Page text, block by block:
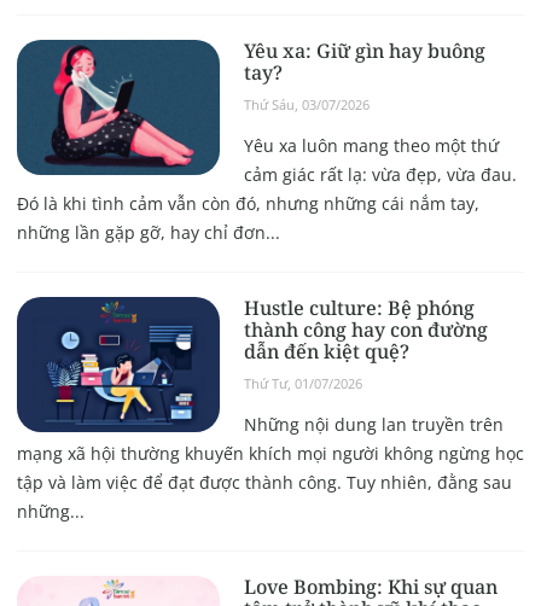
Yêu xa: Giữ gìn hay buông
tay?
Thứ Sáu, 03/07/2026
Yêu xa luôn mang theo một thứ
cảm giác rất lạ: vừa đẹp, vừa đau.
Đó là khi tình cảm vẫn còn đó, nhưng những cái nắm tay,
những lần gặp gỡ, hay chỉ đơn...
Hustle culture: Bệ phóng
thành công hay con đường
dẫn đến kiệt quệ?
Thứ Tư, 01/07/2026
Những nội dung lan truyền trên
mạng xã hội thường khuyến khích mọi người không ngừng học
tập và làm việc để đạt được thành công. Tuy nhiên, đằng sau
những...
Love Bombing: Khi sự quan